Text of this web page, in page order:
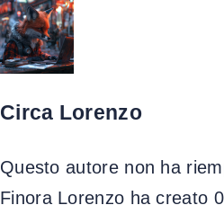
Salta
al
contenuto
Circa Lorenzo
Questo autore non ha
Finora Lorenzo ha creato